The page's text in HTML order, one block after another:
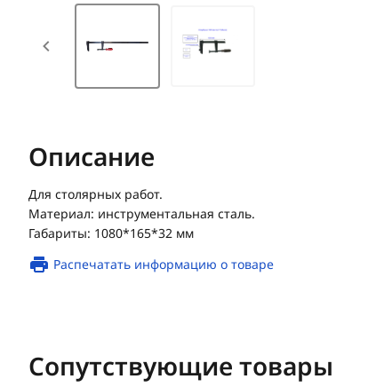
Описание
Для столярных работ.
Материал: инструментальная сталь.
Габариты: 1080*165*32 мм
Распечатать информацию о товаре
Сопутствующие товары